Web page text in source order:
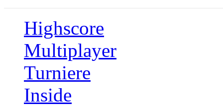
Highscore
Multiplayer
Turniere
Inside